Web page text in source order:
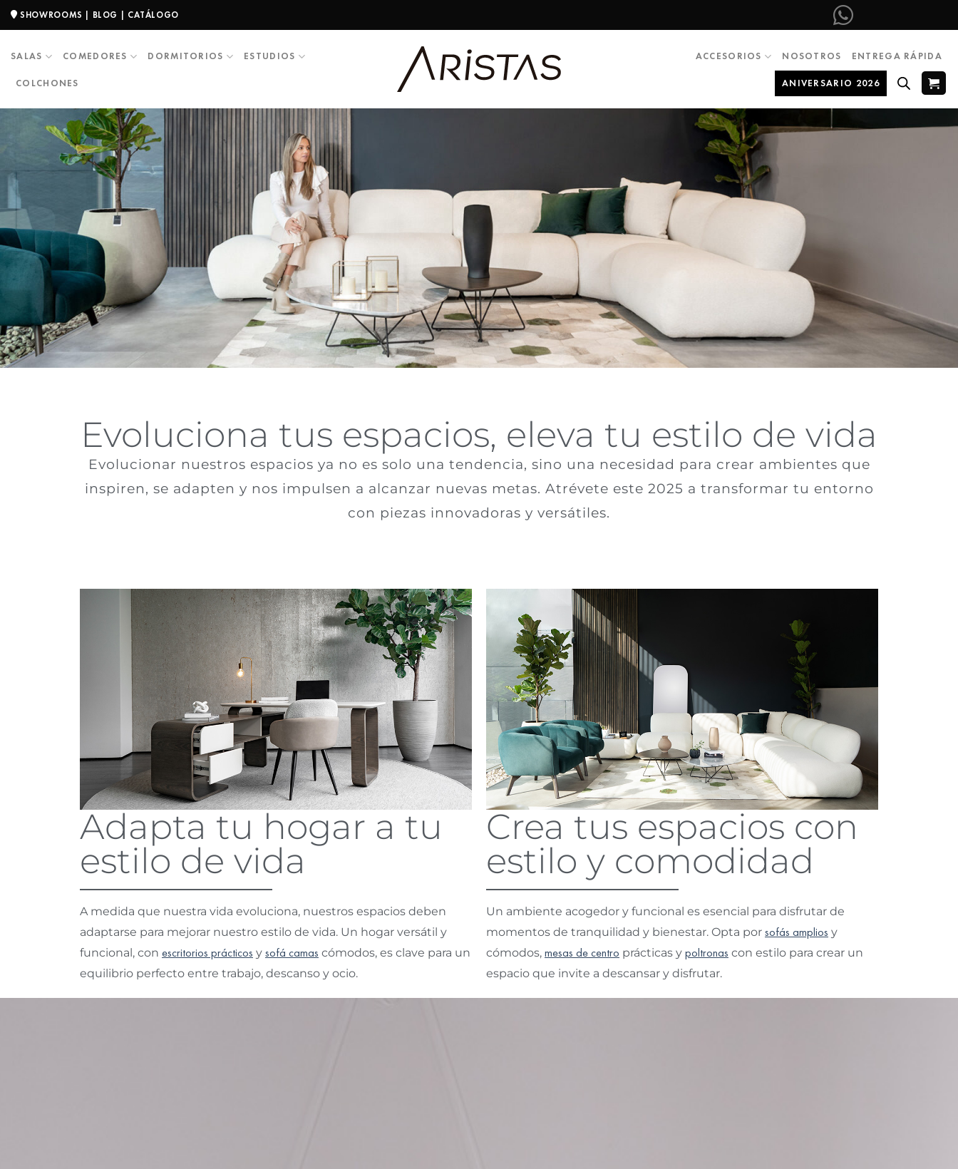
SHOWROOMS | BLOG | CATÁLOGO
SALAS COMEDORES DORMITORIOS ESTUDIOS
COLCHONES
ACCESORIOS NOSOTROS ENTREGA RÁPIDA
ANIVERSARIO 2026
Evoluciona tus espacios, eleva tu estilo de vida
Evolucionar nuestros espacios ya no es solo una tendencia, sino una necesidad para crear ambientes que
inspiren, se adapten y nos impulsen a alcanzar nuevas metas. Atrévete este 2025 a transformar tu entorno
con piezas innovadoras y versátiles.
Adapta tu hogar a tu
estilo de vida
A medida que nuestra vida evoluciona, nuestros espacios deben
adaptarse para mejorar nuestro estilo de vida. Un hogar versátil y
funcional, con escritorios prácticos y sofá camas cómodos, es clave para un
equilibrio perfecto entre trabajo, descanso y ocio.
Crea tus espacios con
estilo y comodidad
Un ambiente acogedor y funcional es esencial para disfrutar de
momentos de tranquilidad y bienestar. Opta por sofás amplios y
cómodos, mesas de centro prácticas y poltronas con estilo para crear un
espacio que invite a descansar y disfrutar.